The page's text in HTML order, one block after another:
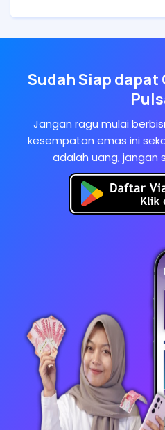
Sudah Siap dapat
Jangan ragu mulai
kesempatan emas ini
adalah uang, jangan